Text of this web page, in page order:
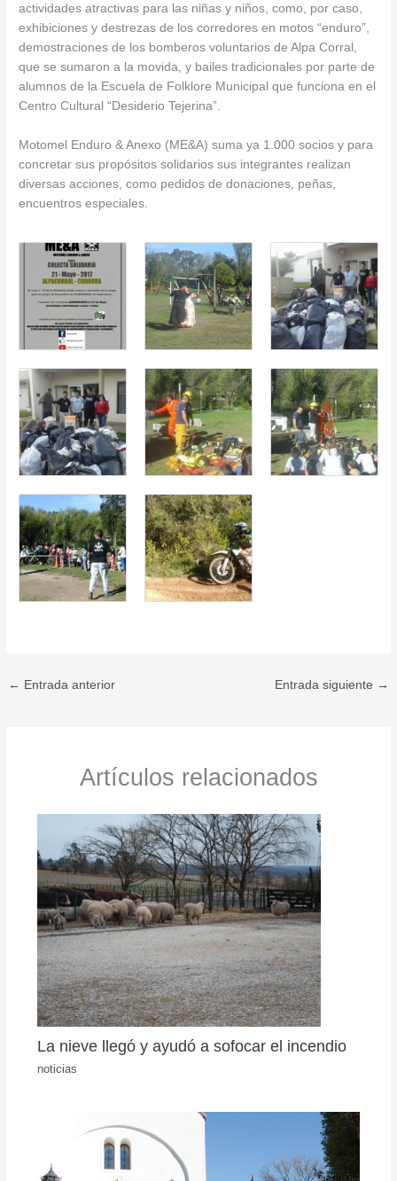
actividades atractivas para las niñas y niños, como, por caso,
exhibiciones y destrezas de los corredores en motos “enduro”,
demostraciones de los bomberos voluntarios de Alpa Corral,
que se sumaron a la movida, y bailes tradicionales por parte de
alumnos de la Escuela de Folklore Municipal que funciona en el
Centro Cultural “Desiderio Tejerina”.
Motomel Enduro & Anexo (ME&A) suma ya 1.000 socios y para
concretar sus propósitos solidarios sus integrantes realizan
diversas acciones, como pedidos de donaciones, peñas,
encuentros especiales.
← Entrada anterior Entrada siguiente →
Artículos relacionados
La nieve llegó y ayudó a sofocar el incendio
noticias